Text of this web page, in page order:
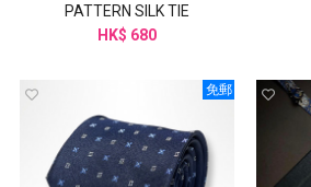
PATTERN SILK TIE
HK$ 680
免郵